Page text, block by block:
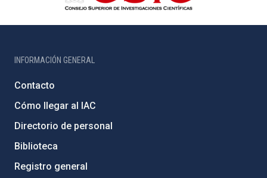
INFORMACIÓN GENERAL
Contacto
Cómo llegar al IAC
Directorio de personal
Biblioteca
Registro general